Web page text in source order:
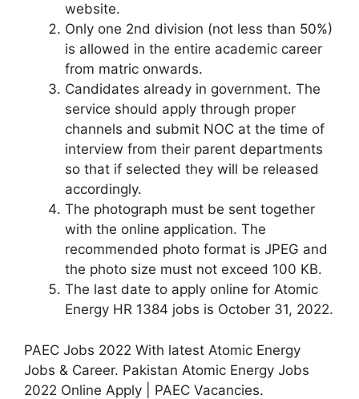
website.
Only one 2nd division (not less than 50%)
is allowed in the entire academic career
from matric onwards.
Candidates already in government. The
service should apply through proper
channels and submit NOC at the time of
interview from their parent departments
so that if selected they will be released
accordingly.
The photograph must be sent together
with the online application. The
recommended photo format is JPEG and
the photo size must not exceed 100 KB.
The last date to apply online for Atomic
Energy HR 1384 jobs is October 31, 2022.
PAEC Jobs 2022 With latest Atomic Energy
Jobs & Career. Pakistan Atomic Energy Jobs
2022 Online Apply | PAEC Vacancies.